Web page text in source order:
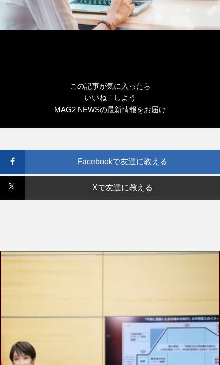
この記事が気に入ったら
いいね！しよう
MAG2 NEWSの最新情報をお届け
Facebookで友達に教える
Xで友達に教える